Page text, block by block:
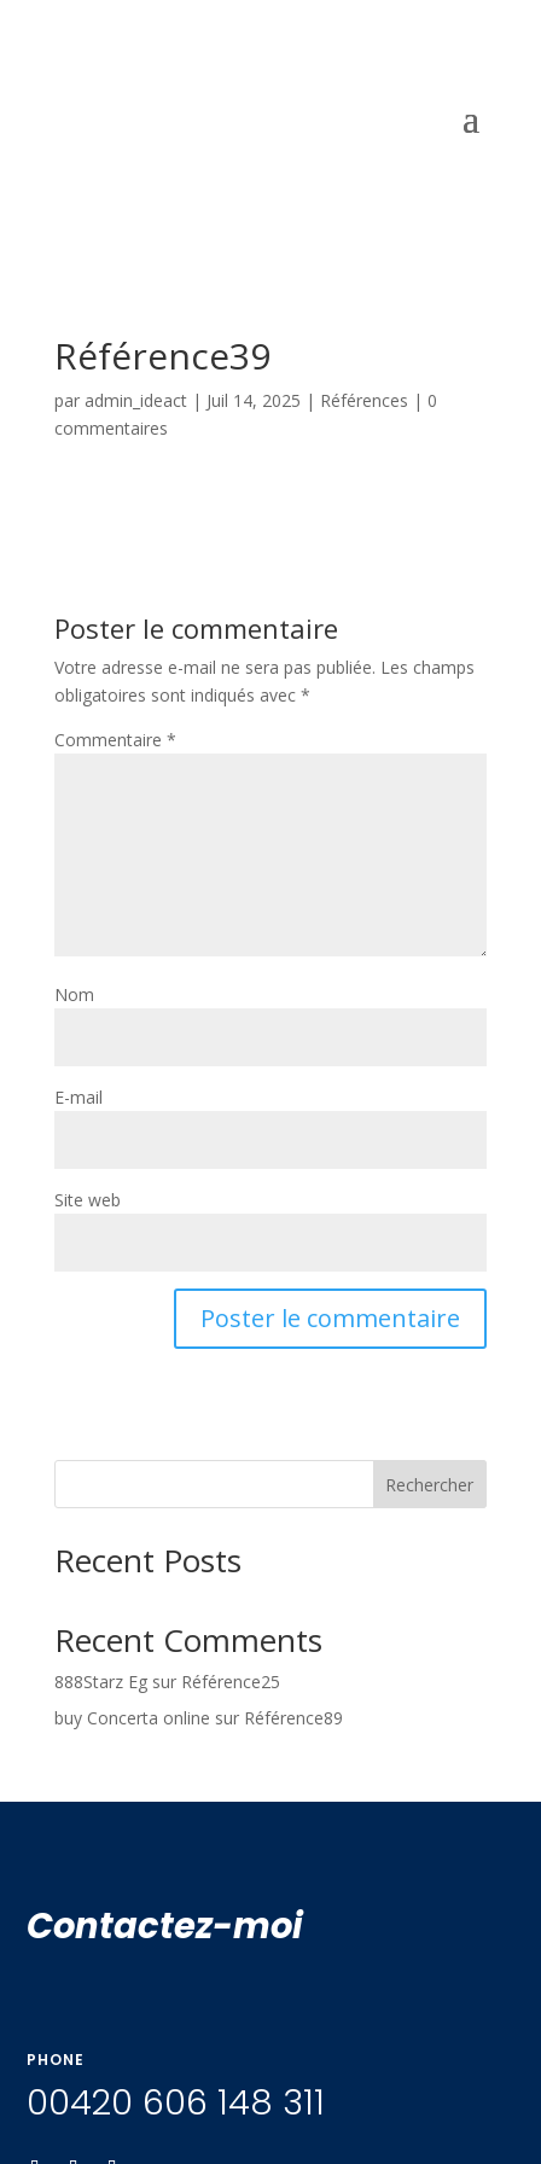
Référence39
par admin_ideact| Juil 14, 2025 | Références | 0
commentaires
Poster le commentaire
Votre adresse e-mail ne sera pas publiée. Les champs
obligatoires sont indiqués avec *
Commentaire *
Nom
E-mail
Site web
Rechercher
Recent Posts
Recent Comments
888Starz Egsur Référence25
buy Concerta online sur Référence89
Contactez-moi
PHONE
00420 606 148 311